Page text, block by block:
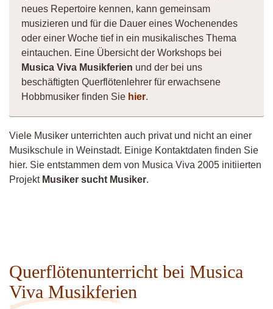
neues Repertoire kennen, kann gemeinsam
musizieren und für die Dauer eines Wochenendes
oder einer Woche tief in ein musikalisches Thema
eintauchen. Eine Übersicht der Workshops bei
Musica Viva Musikferien und der bei uns
beschäftigten Querflötenlehrer für erwachsene
Hobbmusiker finden Sie hier.
Viele Musiker unterrichten auch privat und nicht an einer
Musikschule in Weinstadt. Einige Kontaktdaten finden Sie
hier. Sie entstammen dem von Musica Viva 2005 initiierten
Projekt Musiker sucht Musiker.
Querflötenunterricht bei Musica
Viva Musikferien